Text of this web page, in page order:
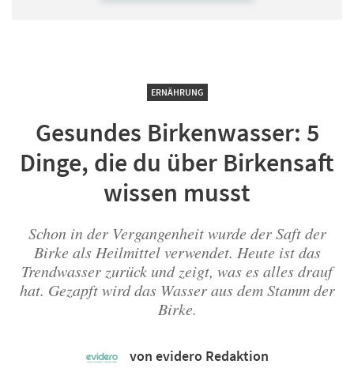
ERNÄHRUNG
Gesundes Birkenwasser: 5
Dinge, die du über Birkensaft
wissen musst
Schon in der Vergangenheit wurde der Saft der
Birke als Heilmittel verwendet. Heute ist das
Trendwasser zurück und zeigt, was es alles drauf
hat. Gezapft wird das Wasser aus dem Stamm der
Birke.
von evidero Redaktion